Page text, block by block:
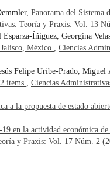
Panorama del Sistema
Teoría y Praxis: Vol. 13
Íñiguez, Georgina
México , Ciencias
Felipe Uribe-Prado, Miguel
ítems , Ciencias
a la propuesta de estado
en la actividad económica
y Praxis: Vol. 17 Núm. 2